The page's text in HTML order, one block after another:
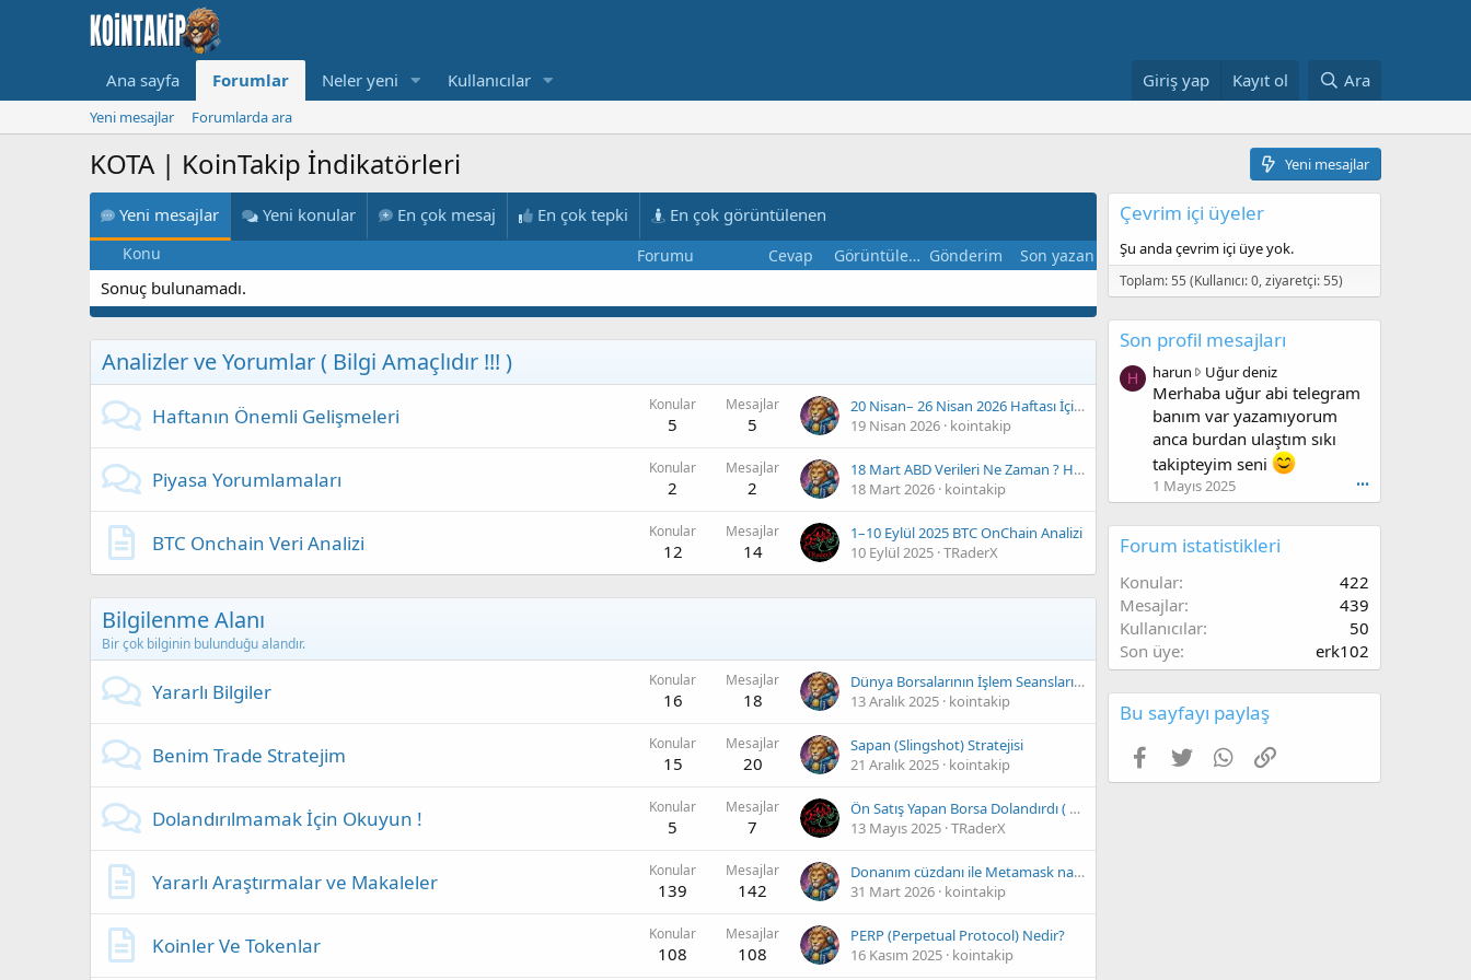
Ana sayfa Forumlar Neler yeni Kullanıcılar Giriş yap Kayıt ol Ara
Yeni mesajlar Forumlarda ara
KOTA | KoinTakip İndikatörleri Yeni mesajlar
Yeni mesajlar Yeni konular En çok mesaj En çok tepki En çok görüntülenen
Konu Forumu Cevap Görüntüleme Gönderim Son yazan
Sonuç bulunamadı.
Analizler ve Yorumlar ( Bilgi Amaçlıdır !!! )
Haftanın Önemli Gelişmeleri Konular
5
Mesajlar
5
20 Nisan– 26 Nisan 2026 Haftası İçin Önemli Gelişmeler
19 Nisan 2026 kointakip
Piyasa Yorumlamaları Konular
2
Mesajlar
2
18 Mart ABD Verileri Ne Zaman ? Hangi Veriler Açıklanacak ?
18 Mart 2026 kointakip
BTC Onchain Veri Analizi Konular
12
Mesajlar
14
1–10 Eylül 2025 BTC OnChain Analizi
10 Eylül 2025 TRaderX
Bilgilenme Alanı
Bir çok bilginin bulunduğu alandır.
Yararlı Bilgiler Konular
16
Mesajlar
18
Dünya Borsalarının İşlem Seansları Ve Kripto İşlem Hacimlerine Etkisi
13 Aralık 2025 kointakip
Benim Trade Stratejim Konular
15
Mesajlar
20
Sapan (Slingshot) Stratejisi
21 Aralık 2025 kointakip
Dolandırılmamak İçin Okuyun ! Konular
5
Mesajlar
7
Ön Satış Yapan Borsa Dolandırdı ( Magltcflex ) !
13 Mayıs 2025 TRaderX
Yararlı Araştırmalar ve Makaleler Konular
139
Mesajlar
142
Donanım cüzdanı ile Metamask nasıl bağlanır?
31 Mart 2026 kointakip
Koinler Ve Tokenlar Konular
108
Mesajlar
108
PERP (Perpetual Protocol) Nedir?
16 Kasım 2025 kointakip
Çevrim içi üyeler
Şu anda çevrim içi üye yok.
Toplam: 55 (Kullanıcı: 0, ziyaretçi: 55)
Son profil mesajları
H harun Uğur denizh
a
r
u
n
,
ğ
u
r
a
l
Merhaba uğur abi telegram
banım var yazamıyorum
anca burdan ulaştım sıkı
takipteyim seni
1 Mayıs 2025 •••
Forum istatistikleri
Konular
422
Mesajlar
439
Kullanıcılar
50
Son üye
erk102
Bu sayfayı paylaş
Facebook
Twitter WhatsApp